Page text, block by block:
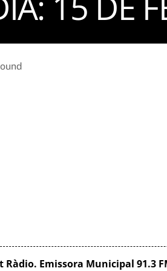
Ràdio. Emissora Municipal 91.3